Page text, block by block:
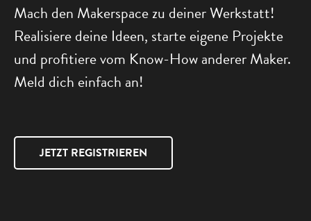
Mach den Makerspace zu deiner Werkstatt!
Realisiere deine Ideen, starte eigene Projekte
und profitiere vom Know-How anderer Maker.
Meld dich einfach an!
JETZT REGISTRIEREN